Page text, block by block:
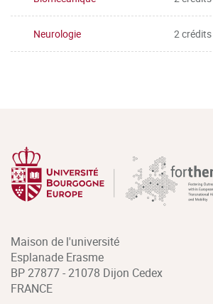
Neurologie 2 crédits
Maison de l'université
Esplanade Erasme
BP 27877 - 21078 Dijon Cedex
FRANCE